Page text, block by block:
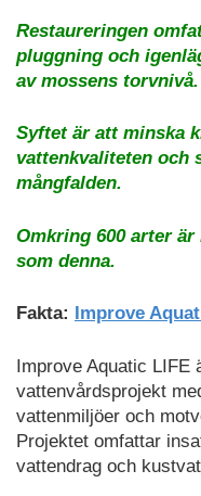
Restaureringen
pluggning och
av mossens torvnivå.
Syftet är att minska
vattenkvaliteten och
mångfalden.
Omkring 600 arter
som denna.
Fakta: Improve
Improve Aquatic LIFE
vattenvårdsprojekt
vattenmiljöer och
Projektet omfattar
vattendrag och